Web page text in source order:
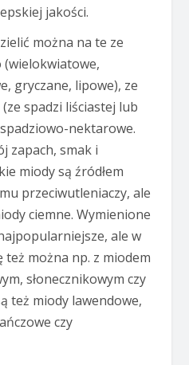
jakości.
można na te ze
(wielokwiatowe,
gryczane, lipowe), ze
spadzi liściastej lub
nektarowe.
zapach, smak i
miody są źródłem
przeciwutleniaczy, ale
ciemne. Wymienione
ale w
można np. z miodem
słonecznikowym czy
też miody lawendowe,
czy